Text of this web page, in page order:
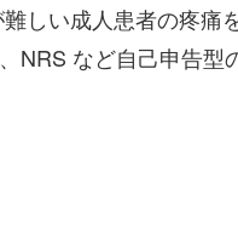
しい成人患者の疼
NRS など自己申告